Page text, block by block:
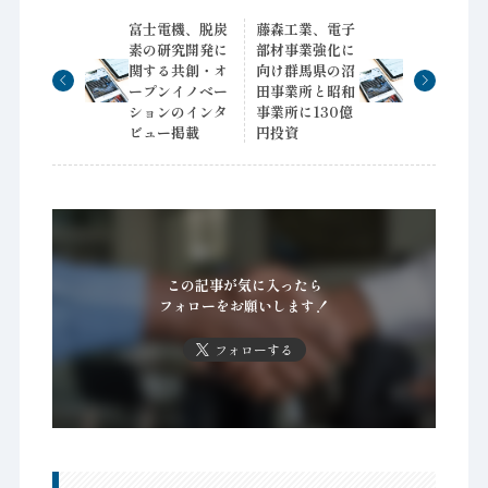
富士電機、脱炭
素の研究開発に
関する共創・オ
ープンイノベー
ションのインタ
ビュー掲載
藤森工業、電子
部材事業強化に
向け群馬県の沼
田事業所と昭和
事業所に130億
円投資
この記事が気に入ったら
フォローをお願いします！
フォローする